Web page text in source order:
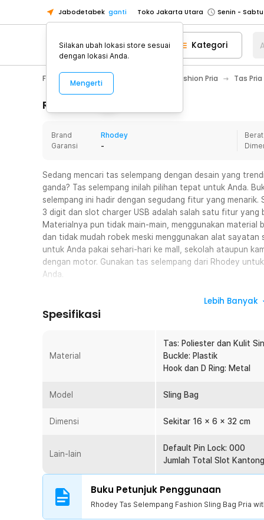
Jabodetabek ganti Toko Jakarta Utara
Toko Tangerang
Toko Cikupa
Pick n Go Jakarta Barat
Senin -
Pick n Go Bekasi
Senin - Jumat
Senin - Jumat
Senin -
Senin -
Toko Tangerang
Toko Cikupa
Pick n Go Jakarta Barat
Senin -
Pick n Go Bekasi
Senin - Jumat
Pick n Go Depok
Senin - Jumat
Kategori
Fashion, Make Up & Beauty Care Fashion Pria Tas Pria
Rincian Produk
Brand
Rhodey
Garansi
-
Sedang mencari tas selempang dengan desain yang
ganda? Tas selempang inilah pilihan tepat untuk Anda.
selempang ini hadir dengan segudang fitur yang
3 digit dan slot charger USB adalah salah satu fitur yang
Materialnya pun tidak main-main, menggunakan material
dan tidak mudah robek meski menggunakan alat
untuk Anda pakai sehari-hari ke mall, sekolah ataupun
dengan motor. Gunakan tas selempang dari Rhodey
Anda.
Tas Fashion
agar Anda puas memakainya. Pada bagian tali tas
udara lebih lancar dan membuat bahu tidak pegal.
Kompartemen utama tas memiliki ruang yang luas
yang tersedia di dalam tas sehingga tertata lebih rapi.
Material Berkualitas
Bahan tas terbuat dari poliester dan kulit sintetis
juga tahan terhadap cipratan air. Selain itu, tali
disesuaikan dengan ukuran badan.
Lebih Banyak
Spesifikasi
Material
Tas: Poliester dan Kulit
Buckle: Plastik
Hook dan D Ring: Metal
Model Sling Bag
Dimensi Sekitar 16 x 6 x 32 cm
Lain-lain
Default Pin Lock: 000
Jumlah Total Slot
Buku Petunjuk Penggunaan
Rhodey Tas Selempang Fashion Sling Bag Pria
Silakan ubah lokasi store sesuai
dengan lokasi Anda.
Mengerti